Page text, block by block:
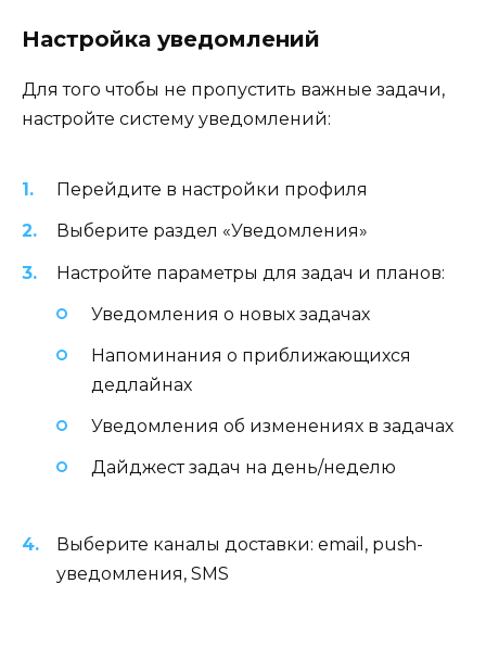
Настройка уведомлений
Для того чтобы не пропустить важные задачи,
настройте систему уведомлений:
Перейдите в настройки профиля
Выберите раздел «Уведомления»
Настройте параметры для задач и планов:
Уведомления о новых задачах
Напоминания о приближающихся
дедлайнах
Уведомления об изменениях в задачах
Дайджест задач на день/неделю
Выберите каналы доставки: email, push-
уведомления, SMS